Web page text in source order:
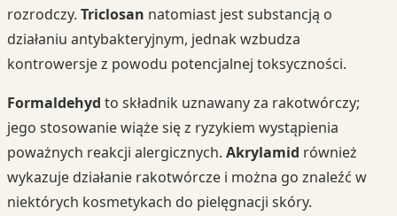
rozrodczy. Triclosan natomiast jest substancją o
działaniu antybakteryjnym, jednak wzbudza
kontrowersje z powodu potencjalnej toksyczności.
Formaldehyd to składnik uznawany za rakotwórczy;
jego stosowanie wiąże się z ryzykiem wystąpienia
poważnych reakcji alergicznych. Akrylamid również
wykazuje działanie rakotwórcze i można go znaleźć w
niektórych kosmetykach do pielęgnacji skóry.